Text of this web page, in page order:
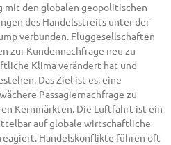
mit den globalen geopolitischen
des Handelsstreits unter der
verbunden. Fluggesellschaften
zur Kundennachfrage neu zu
Klima verändert hat und
Das Ziel ist es, eine
Passagiernachfrage zu
Kernmärkten. Die Luftfahrt ist ein
auf globale wirtschaftliche
Handelskonflikte führen oft